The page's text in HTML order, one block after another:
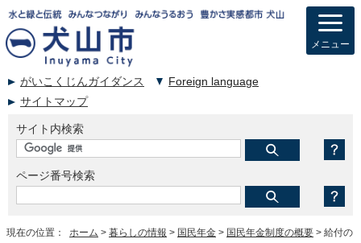
がいこくじんガイダンス
Foreign language
サイトマップ
サイト内検索
ページ番号検索
メニュー
現在の位置： ホーム > 暮らしの情報 > 国民年金 > 国民年金制度の概要 > 給付の